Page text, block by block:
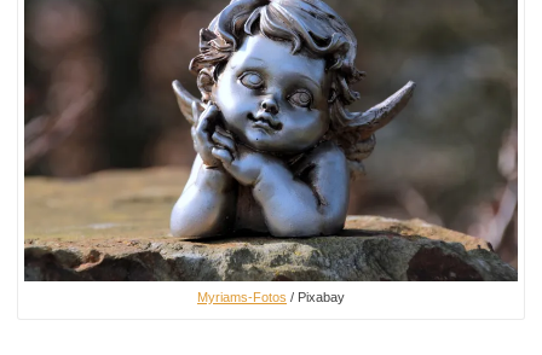
Myriams-Fotos / Pixabay